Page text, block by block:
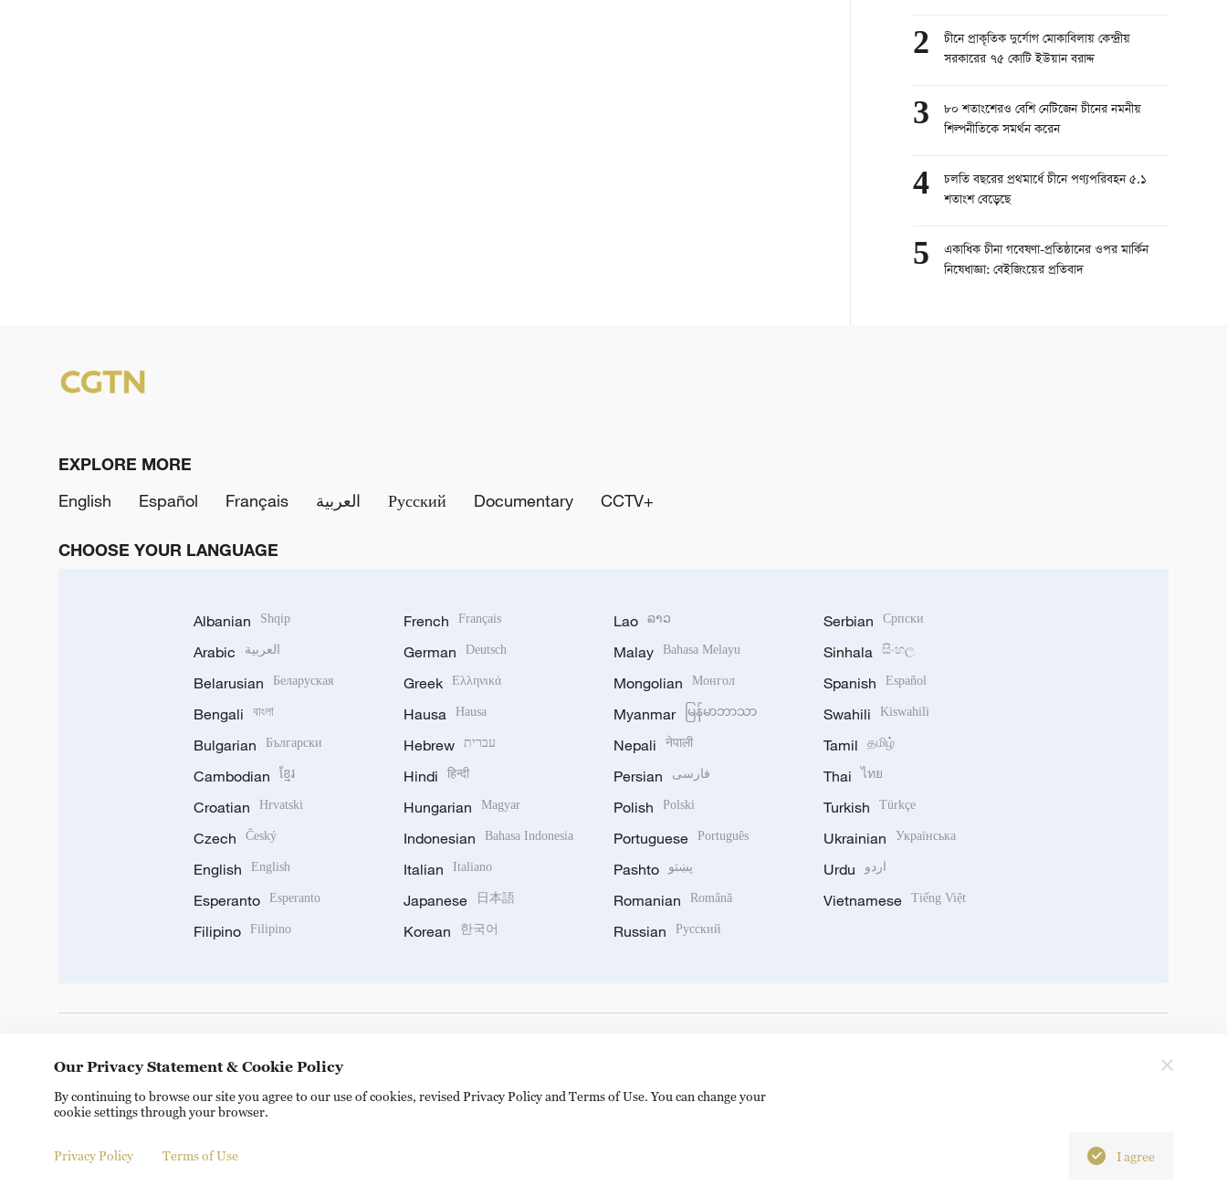
2
চীনে প্রাকৃতিক দুর্যোগ মোকাবিলায় কেন্দ্রীয়
সরকারের ৭৫ কোটি ইউয়ান বরাদ্দ
3
৮০ শতাংশেরও বেশি নেটিজেন চীনের নমনীয়
শিল্পনীতিকে সমর্থন করেন
4
চলতি বছরের প্রথমার্ধে চীনে পণ্যপরিবহন ৫.১
শতাংশ বেড়েছে
5
একাধিক চীনা গবেষণা-প্রতিষ্ঠানের ওপর মার্কিন
নিষেধাজ্ঞা: বেইজিংয়ের প্রতিবাদ
EXPLORE MORE
English
Español Français العربية Русский Documentary CCTV+
CHOOSE YOUR LANGUAGE
Albanian Shqip
Arabic العربية
Belarusian Беларуская
Bengali বাংলা
Bulgarian Български
Cambodian ខ្មែរ
Croatian Hrvatski
Czech Český
English English
Esperanto Esperanto
Filipino Filipino
French Français
German Deutsch
Greek Ελληνικά
Hausa Hausa
Hebrew עברית
Hindi हिन्दी
Hungarian Magyar
Indonesian Bahasa Indonesia
Italian Italiano
Japanese 日本語
Korean 한국어
Lao ລາວ
Malay Bahasa Melayu
Mongolian Монгол
Myanmar မြန်မာဘာသာ
Nepali नेपाली
Persian فارسی
Polish Polski
Portuguese Português
Pashto پښتو
Romanian Română
Russian Русский
Serbian Српски
Sinhala සිංහල
Spanish Español
Swahili Kiswahili
Tamil தமிழ்
Thai ไทย
Turkish Türkçe
Ukrainian Українська
Urdu اردو
Vietnamese Tiếng Việt
Copyright © 2024 CGTN. 京ICP备20000184号
Our Privacy Statement & Cookie Policy
By continuing to browse our site you agree to our use of cookies, revised Privacy Policy and Terms of Use. You can change your
cookie settings through your browser.
Privacy Policy Terms of Use I agree